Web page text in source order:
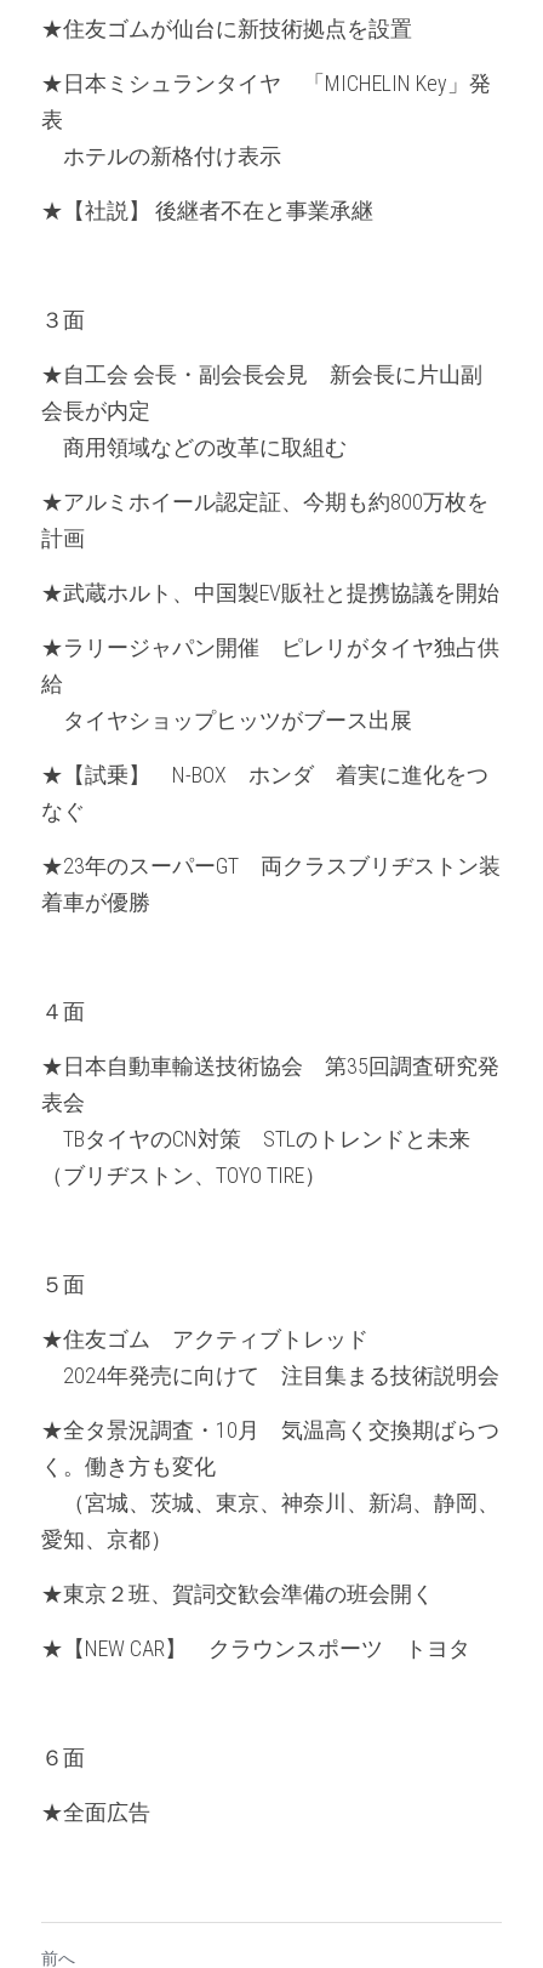
★住友ゴムが仙台に新技術拠点を設置
★日本ミシュランタイヤ　「MICHELIN Key」発
表
ホテルの新格付け表示
★【社説】 後継者不在と事業承継
３面
★自工会 会長・副会長会見　新会長に片山副
会長が内定
商用領域などの改革に取組む
★アルミホイール認定証、今期も約800万枚を
計画
★武蔵ホルト、中国製EV販社と提携協議を開始
★ラリージャパン開催　ピレリがタイヤ独占供
給
タイヤショップヒッツがブース出展
★【試乗】　N-BOX　ホンダ　着実に進化をつ
なぐ
★23年のスーパーGT　両クラスブリヂストン装
着車が優勝
４面
★日本自動車輸送技術協会　第35回調査研究発
表会
TBタイヤのCN対策　STLのトレンドと未来
（ブリヂストン、TOYO TIRE）
５面
★住友ゴム　アクティブトレッド
2024年発売に向けて　注目集まる技術説明会
★全タ景況調査・10月　気温高く交換期ばらつ
く。働き方も変化
（宮城、茨城、東京、神奈川、新潟、静岡、
愛知、京都）
★東京２班、賀詞交歓会準備の班会開く
★【NEW CAR】　クラウンスポーツ　トヨタ
６面
★全面広告
前へ